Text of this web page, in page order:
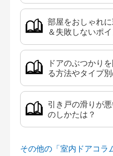
部屋をおしゃれ
＆失敗しないポイ
ドアのぶつかり
る方法やタイプ
引き戸の滑りが
のしかたは？
その他の「室内ドアコラ